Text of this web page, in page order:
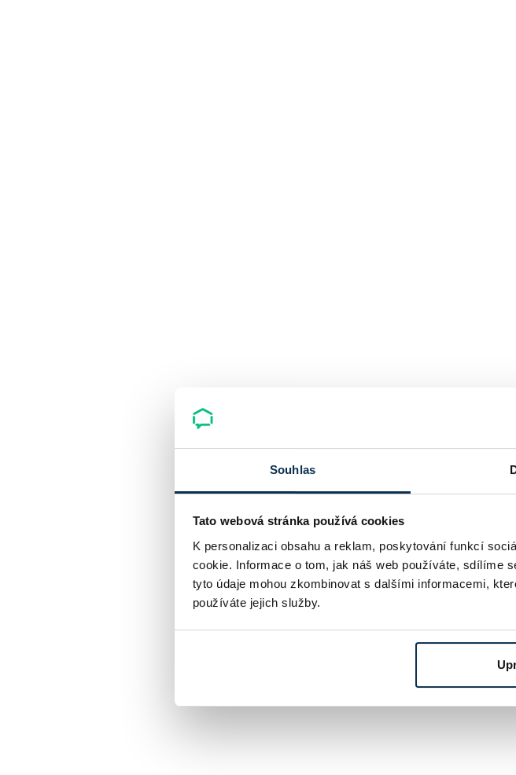
Souhlas
Tato webová stránka používá cookies
K personalizaci obsahu a reklam, poskytování funkcí
cookie. Informace o tom, jak náš web používáte, sdílíme
tyto údaje mohou zkombinovat s dalšími informacemi,
používáte jejich služby.